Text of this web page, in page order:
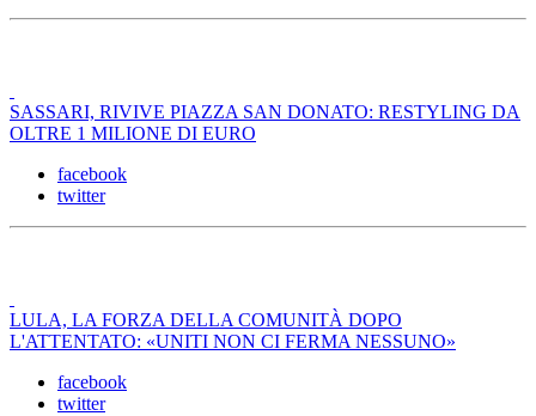
SASSARI, RIVIVE PIAZZA SAN DONATO: RESTYLING DA
OLTRE 1 MILIONE DI EURO
facebook
twitter
LULA, LA FORZA DELLA COMUNITÀ DOPO
L'ATTENTATO: «UNITI NON CI FERMA NESSUNO»
facebook
twitter